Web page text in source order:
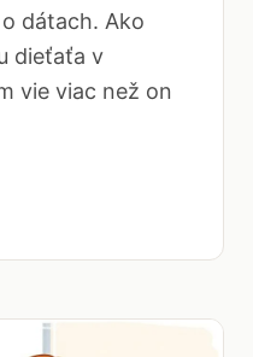
dátach. Ako
dieťaťa v
vie viac než on